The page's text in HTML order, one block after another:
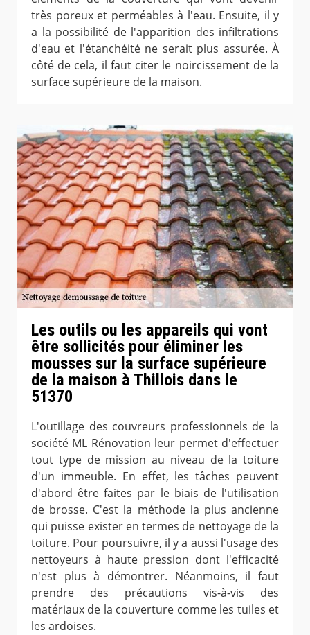
très poreux et perméables à l'eau. Ensuite, il y
a la possibilité de l'apparition des infiltrations
d'eau et l'étanchéité ne serait plus assurée. À
côté de cela, il faut citer le noircissement de la
surface supérieure de la maison.
Les outils ou les appareils qui vont
être sollicités pour éliminer les
mousses sur la surface supérieure
de la maison à Thillois dans le
51370
L'outillage des couvreurs professionnels de la
société ML Rénovation leur permet d'effectuer
tout type de mission au niveau de la toiture
d'un immeuble. En effet, les tâches peuvent
d'abord être faites par le biais de l'utilisation
de brosse. C'est la méthode la plus ancienne
qui puisse exister en termes de nettoyage de la
toiture. Pour poursuivre, il y a aussi l'usage des
nettoyeurs à haute pression dont l'efficacité
n'est plus à démontrer. Néanmoins, il faut
prendre des précautions vis-à-vis des
matériaux de la couverture comme les tuiles et
les ardoises.